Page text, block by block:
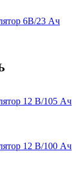
6В/23 Ач
12 В/105 Ач
12 В/100 Ач